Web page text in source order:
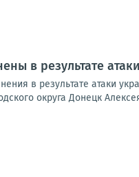
в результате
в результате атаки
округа Донецк